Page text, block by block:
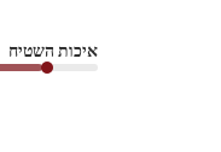
איכות השטיח